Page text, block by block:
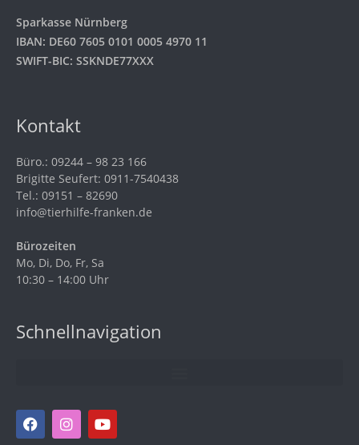
Sparkasse Nürnberg
IBAN: DE60 7605 0101 0005 4970 11
SWIFT-BIC: SSKNDE77XXX
Kontakt
Büro.: 09244 – 98 23 166
Brigitte Seufert: 0911-7540438
Tel.: 09151 – 82690
info@tierhilfe-franken.de
Bürozeiten
Mo, Di, Do, Fr, Sa
10:30 – 14:00 Uhr
Schnellnavigation